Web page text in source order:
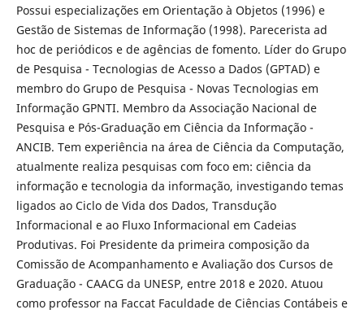
Possui especializações em Orientação à Objetos (1996) e
Gestão de Sistemas de Informação (1998). Parecerista ad
hoc de periódicos e de agências de fomento. Líder do Grupo
de Pesquisa - Tecnologias de Acesso a Dados (GPTAD) e
membro do Grupo de Pesquisa - Novas Tecnologias em
Informação GPNTI. Membro da Associação Nacional de
Pesquisa e Pós-Graduação em Ciência da Informação -
ANCIB. Tem experiência na área de Ciência da Computação,
atualmente realiza pesquisas com foco em: ciência da
informação e tecnologia da informação, investigando temas
ligados ao Ciclo de Vida dos Dados, Transdução
Informacional e ao Fluxo Informacional em Cadeias
Produtivas. Foi Presidente da primeira composição da
Comissão de Acompanhamento e Avaliação dos Cursos de
Graduação - CAACG da UNESP, entre 2018 e 2020. Atuou
como professor na Faccat Faculdade de Ciências Contábeis e